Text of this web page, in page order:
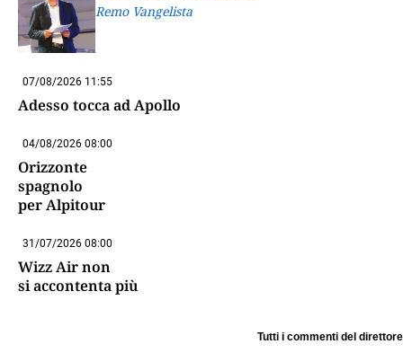
Remo Vangelista
07/08/2026 11:55
Adesso tocca ad Apollo
04/08/2026 08:00
Orizzonte
spagnolo
per Alpitour
31/07/2026 08:00
Wizz Air non
si accontenta più
Tutti i commenti del direttore